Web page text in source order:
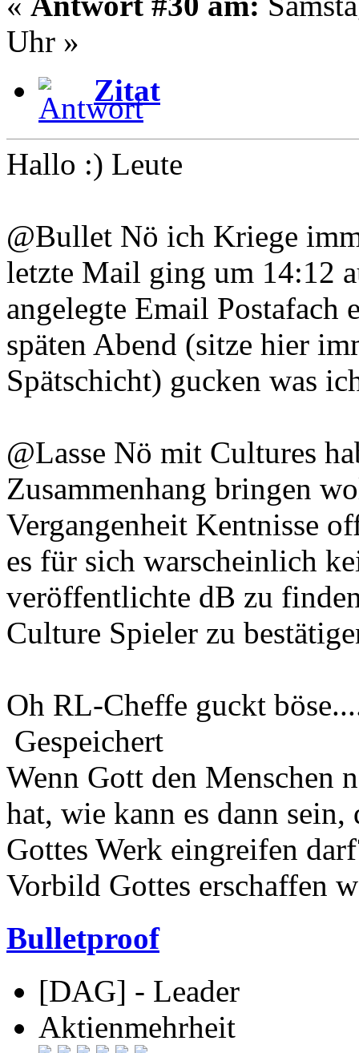
Uhr »
Zitat
Hallo :) Leute
@Bullet Nö ich Kriege
letzte Mail ging um 14:12
angelegte Email Postafach
späten Abend (sitze hier
Spätschicht) gucken was
@Lasse Nö mit Cultures
Zusammenhang bringen
Vergangenheit Kentnisse
es für sich warscheinlich
veröffentlichte dB zu
Culture Spieler zu
Oh RL-Cheffe guckt
Gespeichert
Wenn Gott den Menschen
hat, wie kann es dann
Gottes Werk eingreifen
Vorbild Gottes erschaffen
Bulletproof
[DAG] - Leader
Aktienmehrheit